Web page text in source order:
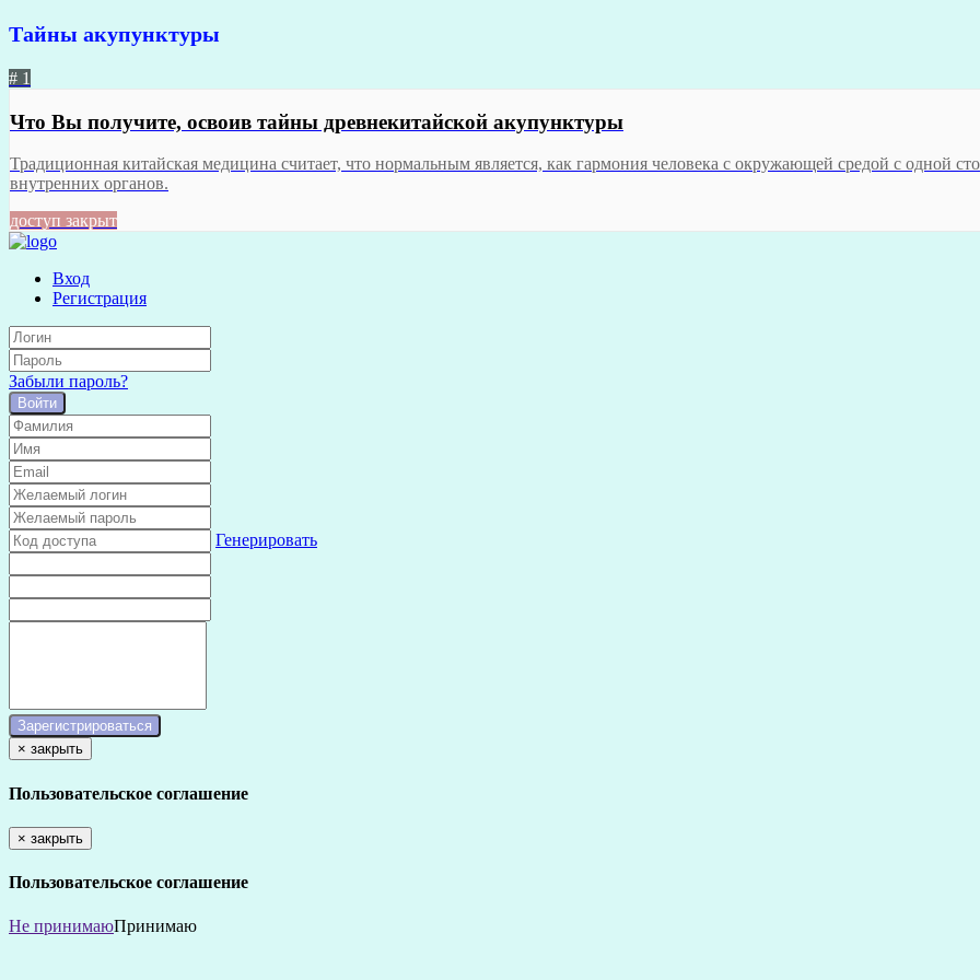
Тайны акупунктуры
# 1
Что Вы получите, освоив тайны древнекитайской акупунктуры
Традиционная китайская медицина считает, что нормальным является, как гармония человека с окружающей средой с одной
внутренних органов.
доступ закрыт
Вход
Регистрация
Забыли пароль?
Войти
Генерировать
× закрыть
Пользовательское соглашение
× закрыть
Пользовательское соглашение
Не принимаюПринимаю